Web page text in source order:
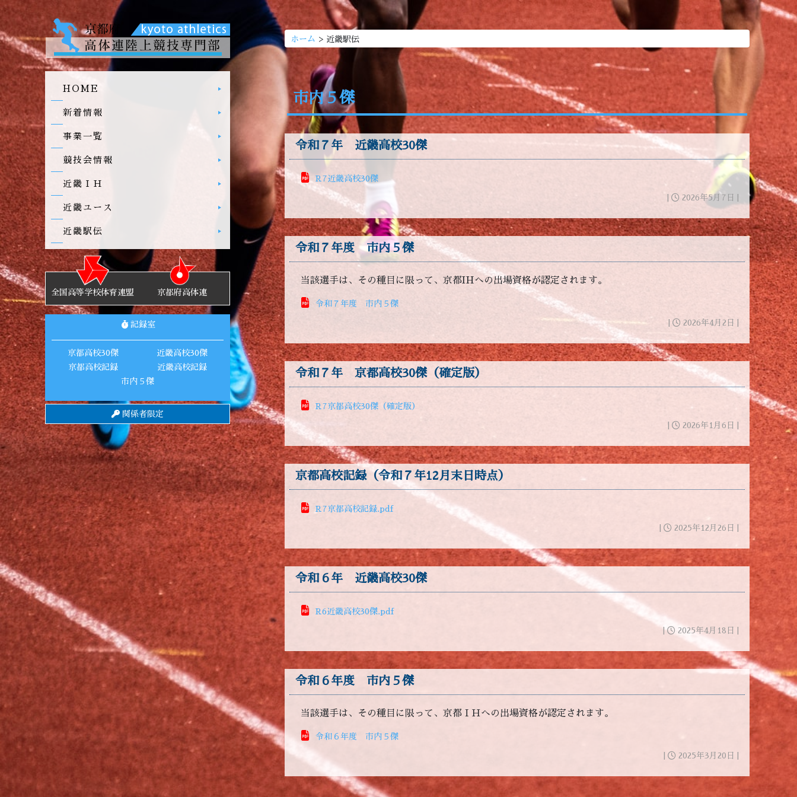
HOME
新着情報
事業一覧
競技会情報
近畿ＩＨ
近畿ユース
近畿駅伝
全国高等学校体育連盟 京都府高体連
記録室
京都高校30傑
近畿高校30傑
京都高校記録
近畿高校記録
市内５傑
関係者限定
ホーム > 近畿駅伝
市内５傑
令和７年 近畿高校30傑
R7近畿高校30傑
2026年5月7日 |
令和７年度 市内５傑
当該選手は、その種目に限って、京都IHへの出場資格が認定されます。
令和７年度 市内５傑
2026年4月2日 |
令和７年 京都高校30傑（確定版）
R7京都高校30傑（確定版）
2026年1月6日 |
京都高校記録（令和７年12月末日時点）
R7京都高校記録.pdf
2025年12月26日 |
令和６年 近畿高校30傑
R6近畿高校30傑.pdf
| 2025年4月18日 |
令和６年度 市内５傑
当該選手は、その種目に限って、京都ＩＨへの出場資格が認定されます。
令和６年度 市内５傑
2025年3月20日 |